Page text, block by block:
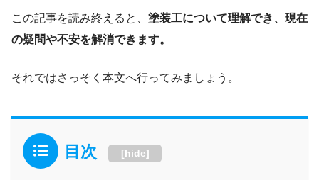
この記事を読み終えると、 塗装工について理解でき、現在
の疑問や不安を解消できます。
それではさっそく本文へ行ってみましょう。
目次 [hide]